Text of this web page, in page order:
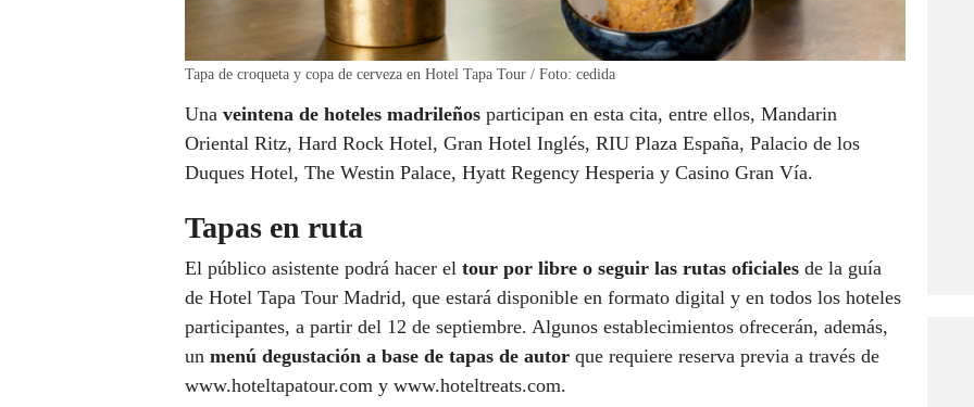
Tapa de croqueta y copa de cerveza en Hotel Tapa Tour / Foto: cedida
Una veintena de hoteles madrileños participan en esta cita, entre ellos, Mandarin
Oriental Ritz, Hard Rock Hotel, Gran Hotel Inglés, RIU Plaza España, Palacio de los
Duques Hotel, The Westin Palace, Hyatt Regency Hesperia y Casino Gran Vía.
Tapas en ruta
El público asistente podrá hacer el tour por libre o seguir las rutas oficiales de la guía
de Hotel Tapa Tour Madrid, que estará disponible en formato digital y en todos los hoteles
participantes, a partir del 12 de septiembre. Algunos establecimientos ofrecerán, además,
un menú degustación a base de tapas de autor que requiere reserva previa a través de
www.hoteltapatour.com y www.hoteltreats.com.